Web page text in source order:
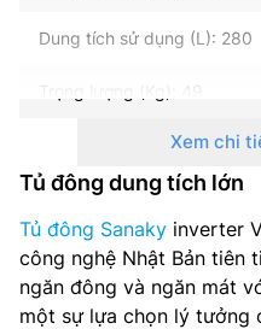
Dung tích sử dụng (L): 280
Trọng lượng (Kg): 49
Kích thước tủ (D x R x C
Công suất(W): 116
Điện áp (V): 220v/50Hz
Điều chỉnh nhiệt độ: Có
Xem chi
Tủ đông dung tích lớn
Tủ đông Sanaky inverter
công nghệ Nhật Bản tiên
ngăn đông và ngăn mát
một sự lựa chọn lý tưởng